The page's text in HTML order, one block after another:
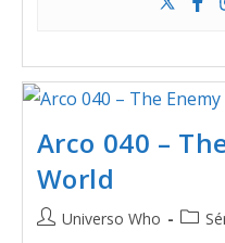
Arco 040 –
World
Universo Who